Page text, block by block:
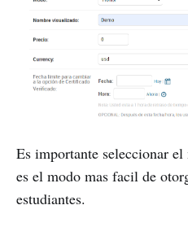
Es importante seleccionar el
es el modo mas facil de
estudiantes.